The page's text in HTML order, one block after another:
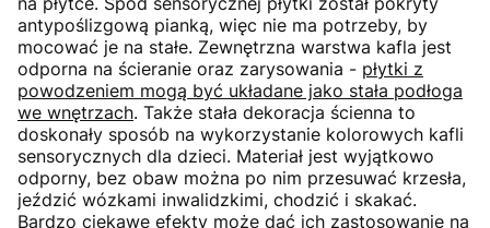
antypoślizgową pianką, więc nie ma potrzeby, by
mocować je na stałe. Zewnętrzna warstwa kafla jest
odporna na ścieranie oraz zarysowania - płytki z
powodzeniem mogą być układane jako stała podłoga
we wnętrzach. Także stała dekoracja ścienna to
doskonały sposób na wykorzystanie kolorowych kafli
sensorycznych dla dzieci. Materiał jest wyjątkowo
odporny, bez obaw można po nim przesuwać krzesła,
jeździć wózkami inwalidzkimi, chodzić i skakać.
Bardzo ciekawe efekty może dać ich zastosowanie na